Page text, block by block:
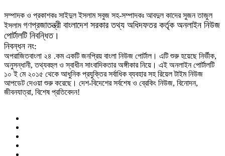
সম্পাদক ও প্রকাশকঃ সাইদুল ইসলাম সবুজ সহ-সম্পাদকঃ আবদুল কাদের সুজন তাজুল
ইসলামগণপ্রজাতন্ত্রী বাংলাদেশ সরকার তথ্য অধিদফতর কর্তৃক অনলাইন নিউজ
পোর্টালটি নিবন্ধিত।
নিবন্ধন নং:
অপরাজিতবাংলা ২৪ .কম একটি জনপ্রিয় বাংলা নিউজ পোর্টাল। এটি শুরু হয়েছে নির্ভীক,
অনুসন্ধানী, তথ্যবহুল ও স্বাধীন সাংবাদিকতার অঙ্গীকার নিয়ে। এই অনলাইন পোর্টালটি
১০ ই মে ২০১৫ থেকে আধুনিক প্রযুক্তির সর্বাধিক ব্যবহার সহ রিয়েল টাইম নিউজ
আপডেট দেওয়া শুরু করেছে। দেশ-বিদেশের সর্বশেষ ও ব্রেকিং নিউজ, বিনোদন,
জীবনযাত্রা, বিশেষ প্রতিবেদন!